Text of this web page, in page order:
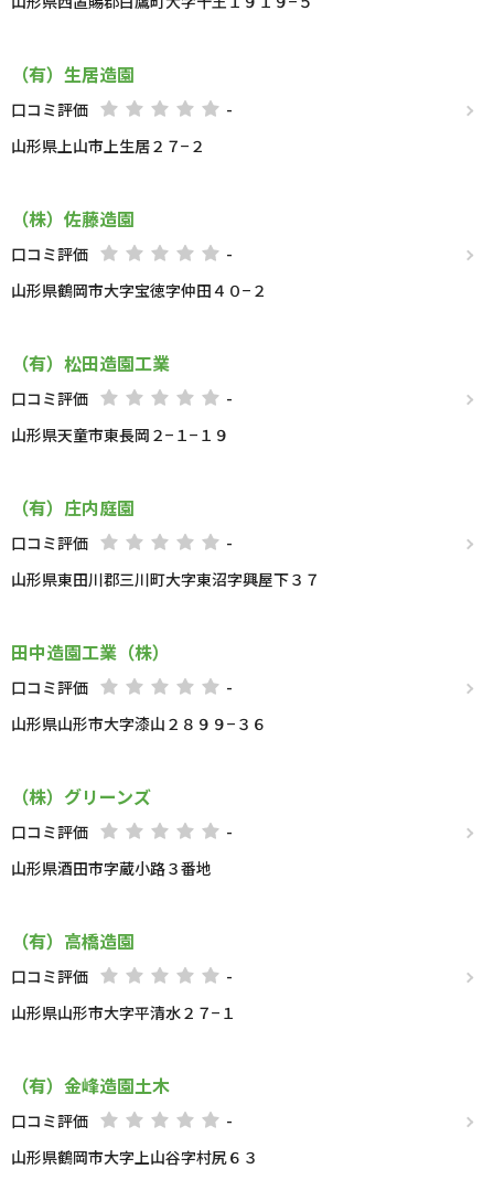
（有）生居造園
口コミ評価
-
山形県上山市上生居２７−２
（株）佐藤造園
口コミ評価
-
山形県鶴岡市大字宝徳字仲田４０−２
（有）松田造園工業
口コミ評価
-
山形県天童市東長岡２−１−１９
（有）庄内庭園
口コミ評価
-
山形県東田川郡三川町大字東沼字興屋下３７
田中造園工業（株）
口コミ評価
-
山形県山形市大字漆山２８９９−３６
（株）グリーンズ
口コミ評価
-
山形県酒田市字蔵小路３番地
（有）高橋造園
口コミ評価
-
山形県山形市大字平清水２７−１
（有）金峰造園土木
口コミ評価
-
山形県鶴岡市大字上山谷字村尻６３